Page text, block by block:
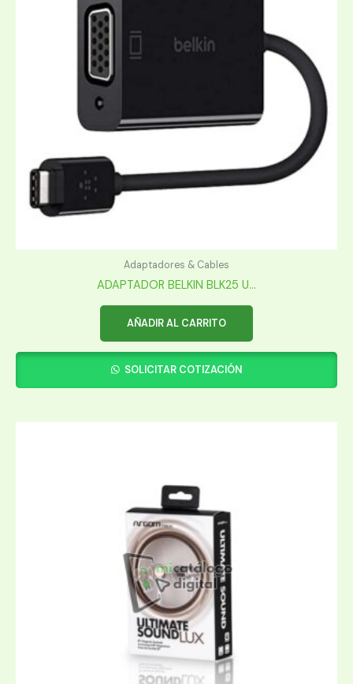
Adaptadores & Cables
ADAPTADOR BELKIN BLK25 U...
AÑADIR AL CARRITO
SOLICITAR COTIZACIÓN